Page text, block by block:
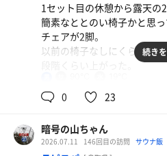
無料の大盛、チャーシュー
水
ひたひたオーバーフローの
15℃。
温度の高低差にととのいル
今日は時間がない。
るかった。
1セット目の休憩から露天の
簡素なととのい椅子かと思
チェアが2脚。
以前の椅子なしにくらべれ
フルセット、アディロンでの
時季的に外気の心地よさは
い外気浴ができそう。
続き
0 23
暗号の山ちゃん
2026.07.11 146回目の訪問 サウナ飯